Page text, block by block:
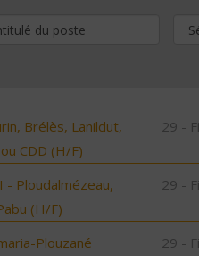
Brélès, Lanildut,
CDD (H/F)
29 -
- Ploudalmézeau,
(H/F)
29 -
Plouzané
29 -